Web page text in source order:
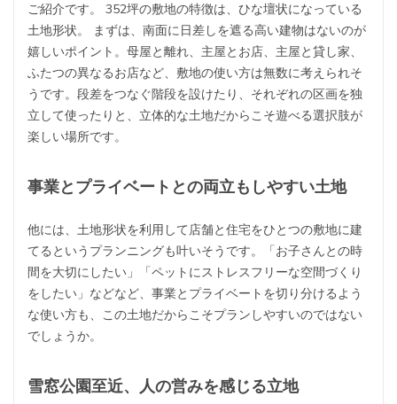
ご紹介です。 352坪の敷地の特徴は、ひな壇状になっている
土地形状。 まずは、南面に日差しを遮る高い建物はないのが
嬉しいポイント。母屋と離れ、主屋とお店、主屋と貸し家、
ふたつの異なるお店など、敷地の使い方は無数に考えられそ
うです。段差をつなぐ階段を設けたり、それぞれの区画を独
立して使ったりと、立体的な土地だからこそ遊べる選択肢が
楽しい場所です。
事業とプライベートとの両立もしやすい土地
他には、土地形状を利用して店舗と住宅をひとつの敷地に建
てるというプランニングも叶いそうです。「お子さんとの時
間を大切にしたい」「ペットにストレスフリーな空間づくり
をしたい」などなど、事業とプライベートを切り分けるよう
な使い方も、この土地だからこそプランしやすいのではない
でしょうか。
雪窓公園至近、人の営みを感じる立地